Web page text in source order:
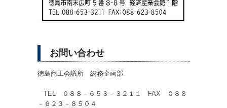
お問い合わせ
徳島商工会議所 総務企画部
TEL ０８８－６５３－３２１１ FAX ０８８
－６２３－８５０４